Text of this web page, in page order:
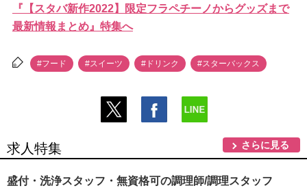
『【スタバ新作2022】限定フラペチーノからグッズまで
最新情報まとめ』特集へ
#フード #スイーツ #ドリンク #スターバックス
求人特集 さらに見る
盛付・洗浄スタッフ・無資格可の調理師/調理スタッフ